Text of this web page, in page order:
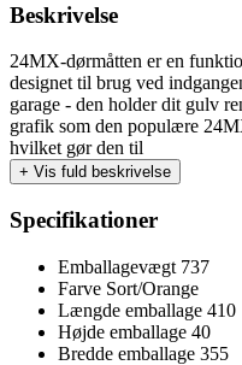
Beskrivelse
24MX-dørmåtten er en
designet til brug ved
garage - den holder dit gulv
grafik som den populære
hvilket gør den til
+ Vis fuld beskrivelse
Specifikationer
Emballagevægt 737
Farve Sort/Orange
Længde emballage 410
Højde emballage 40
Bredde emballage 355